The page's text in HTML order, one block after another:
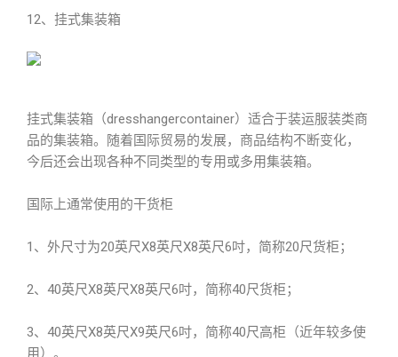
12、挂式集装箱
挂式集装箱（dresshangercontainer）适合于装运服装类商
品的集装箱。随着国际贸易的发展，商品结构不断变化，
今后还会出现各种不同类型的专用或多用集装箱。
国际上通常使用的干货柜
1、外尺寸为20英尺X8英尺X8英尺6吋，简称20尺货柜；
2、40英尺X8英尺X8英尺6吋，简称40尺货柜；
3、40英尺X8英尺X9英尺6吋，简称40尺高柜（近年较多使
用）。